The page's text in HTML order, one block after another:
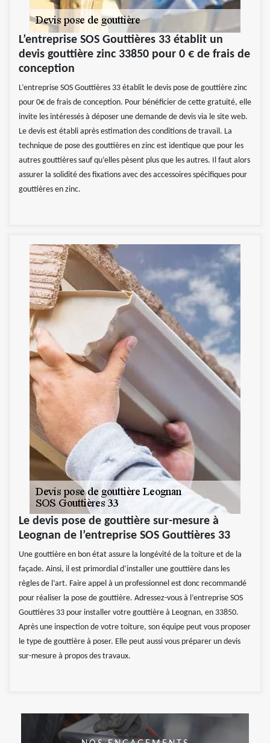
L’entreprise SOS Gouttières 33 établit un
devis gouttière zinc 33850 pour 0 € de frais de
conception
L’entreprise SOS Gouttières 33 établit le devis pose de gouttière zinc
pour 0€ de frais de conception. Pour bénéficier de cette gratuité, elle
invite les intéressés à déposer une demande de devis via le site web.
Le devis est établi après estimation des conditions de travail. La
technique de pose des gouttières en zinc est identique que pour les
autres gouttières sauf qu’elles pèsent plus que les autres. Il faut alors
assurer la solidité des fixations avec des accessoires spécifiques pour
gouttières en zinc.
Le devis pose de gouttière sur-mesure à
Leognan de l’entreprise SOS Gouttières 33
Une gouttière en bon état assure la longévité de la toiture et de la
façade. Ainsi, il est primordial d’installer une gouttière dans les
règles de l’art. Faire appel à un professionnel est donc recommandé
pour réaliser la pose de gouttière. Adressez-vous à l’entreprise SOS
Gouttières 33 pour installer votre gouttière à Leognan, en 33850.
Après une inspection de votre toiture, son équipe peut vous proposer
le type de gouttière à poser. Elle peut aussi vous préparer un devis
sur-mesure à propos des travaux.